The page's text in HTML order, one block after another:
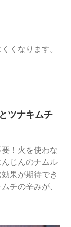
くなります。
ツナキムチ
！火を使わな
じんのナムル
果が期待でき
チの辛みが、